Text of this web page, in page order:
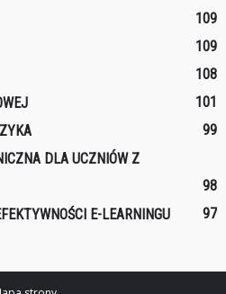
109
109
108
101
99
DLA UCZNIÓW Z
98
E-LEARNINGU
97